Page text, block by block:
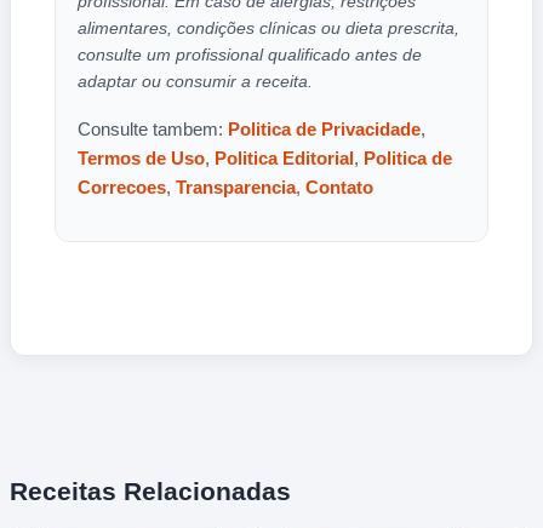
alimentares, condições clínicas ou dieta prescrita,
consulte um profissional qualificado antes de
adaptar ou consumir a receita.
Consulte tambem: Politica de Privacidade,
Termos de Uso, Politica Editorial, Politica de
Correcoes, Transparencia, Contato
Receitas Relacionadas